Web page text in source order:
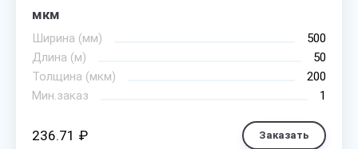
мкм
Ширина (мм)
500
Длина (м)
50
Толщина (мкм)
200
Мин.заказ
1
236.71 ₽ Заказать